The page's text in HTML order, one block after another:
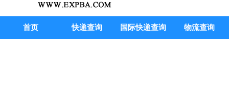
首页 快递查询 国际快递查询 物流查询